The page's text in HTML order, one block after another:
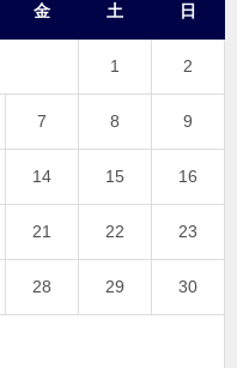
金 土 日
1 2
7 8 9
14 15 16
21 22 23
28 29 30